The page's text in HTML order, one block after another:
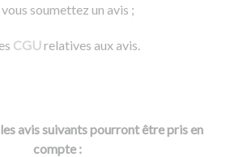
vous soumettez un avis ;
CGUrelatives aux avis.
avis suivants pourront être pris en
compte :